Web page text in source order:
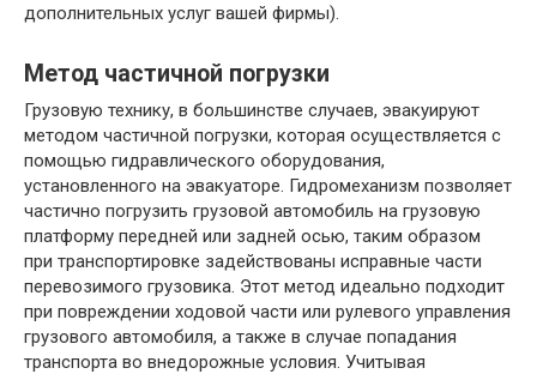
дополнительных услуг вашей фирмы).
Метод частичной погрузки
Грузовую технику, в большинстве случаев, эвакуируют
методом частичной погрузки, которая осуществляется с
помощью гидравлического оборудования,
установленного на эвакуаторе. Гидромеханизм позволяет
частично погрузить грузовой автомобиль на грузовую
платформу передней или задней осью, таким образом
при транспортировке задействованы исправные части
перевозимого грузовика. Этот метод идеально подходит
при повреждении ходовой части или рулевого управления
грузового автомобиля, а также в случае попадания
транспорта во внедорожные условия. Учитывая